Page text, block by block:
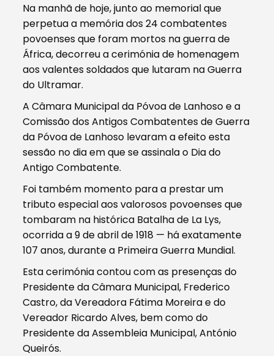
Na manhã de hoje, junto ao memorial que
perpetua a memória dos 24 combatentes
povoenses que foram mortos na guerra de
África, decorreu a cerimónia de homenagem
aos valentes soldados que lutaram na Guerra
do Ultramar.
A Câmara Municipal da Póvoa de Lanhoso e a
Comissão dos Antigos Combatentes de Guerra
da Póvoa de Lanhoso levaram a efeito esta
sessão no dia em que se assinala o Dia do
Antigo Combatente.
Foi também momento para a prestar um
tributo especial aos valorosos povoenses que
tombaram na histórica Batalha de La Lys,
ocorrida a 9 de abril de 1918 — há exatamente
107 anos, durante a Primeira Guerra Mundial.
Esta cerimónia contou com as presenças do
Presidente da Câmara Municipal, Frederico
Castro, da Vereadora Fátima Moreira e do
Vereador Ricardo Alves, bem como do
Presidente da Assembleia Municipal, António
Queirós.